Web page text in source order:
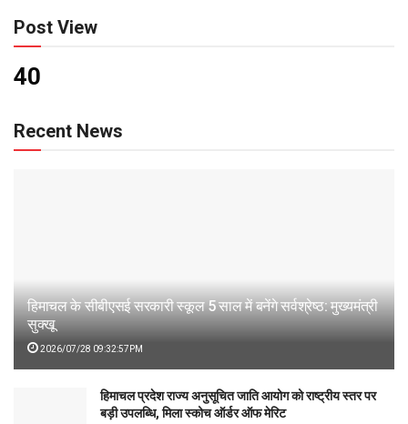
Post View
40
Recent News
हिमाचल के सीबीएसई सरकारी स्कूल 5 साल में बनेंगे सर्वश्रेष्ठ: मुख्यमंत्री
सुक्खू
2026/07/28 09:32:57PM
हिमाचल प्रदेश राज्य अनुसूचित जाति आयोग को राष्ट्रीय स्तर पर
बड़ी उपलब्धि, मिला स्कोच ऑर्डर ऑफ मेरिट